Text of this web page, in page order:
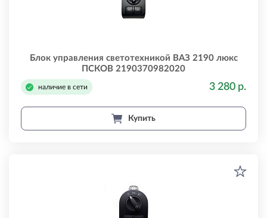
Блок управления светотехникой ВАЗ 2190 люкс
ПСКОВ 2190370982020
наличие в сети 3 280 р.
Купить